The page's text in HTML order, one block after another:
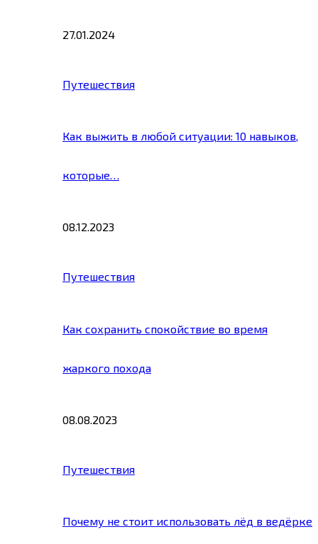
27.01.2024
Путешествия
Как выжить в любой ситуации: 10 навыков,
которые…
08.12.2023
Путешествия
Как сохранить спокойствие во время
жаркого похода
08.08.2023
Путешествия
Почему не стоит использовать лёд в ведёрке